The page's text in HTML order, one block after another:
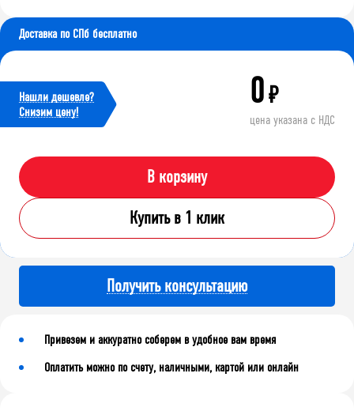
Доставка по СПб бесплатно
Нашли дешевле?
Cнизим цену!
0₽
цена указана с НДС
В корзину
Купить в 1 клик
Получить консультацию
Привезем и аккуратно соберем в удобное вам время
Оплатить можно по счету, наличными, картой или онлайн